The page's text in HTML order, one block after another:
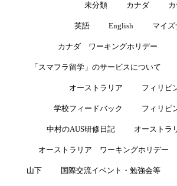
未分類 カナダ
英語 English マイズ
カナダ ワーキングホリデー
「スマフラ留学」のサービスについて
オーストラリア フィリピ
学校フィードバック フィリピ
中村のAUS研修日記 オーストラ
オーストラリア ワーキングホリデー
山下 国際交流イベント・勉強会等